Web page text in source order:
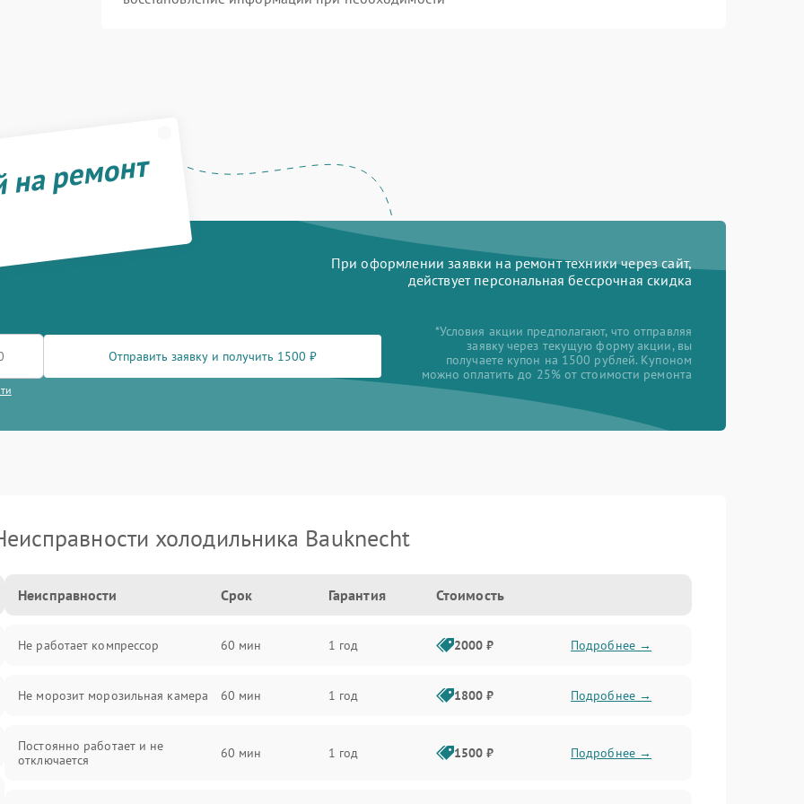
ремонт
При оформлении заявки на ремонт техники через сайт,
действует персональная бессрочная скидка
Отправить заявку и получить 1500 ₽
*Условия акции предполагают, что отправляя
заявку через текущую форму акции, вы
получаете купон на 1500 рублей. Купоном
можно оплатить до 25% от стоимости ремонта
холодильника Bauknecht
Неисправности Срок Гарантия Стоимость
Не работает компрессор 60 мин 1 год 2000 ₽ Подробнее →
Не морозит морозильная камера 60 мин 1 год 1800 ₽ Подробнее →
Постоянно работает и не
отключается
60 мин 1 год 1500 ₽ Подробнее →